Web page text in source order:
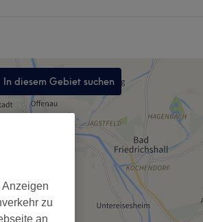
In diesem Gebiet suchen
,
zu
an